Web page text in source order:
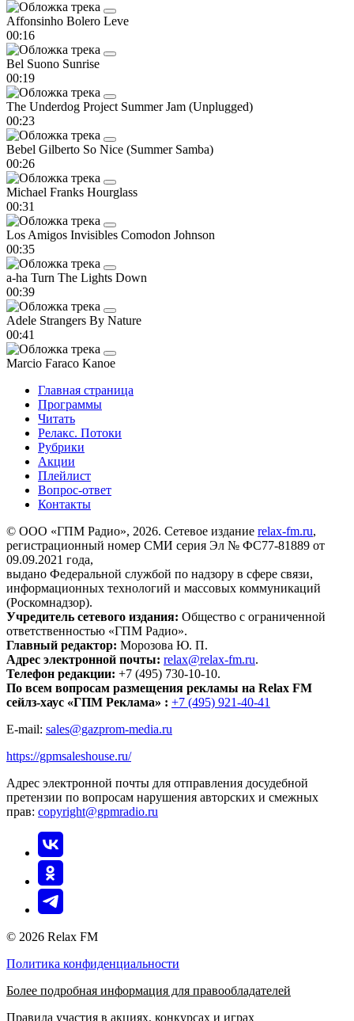
Affonsinho Bolero Leve
00:16
Bel Suono Sunrise
00:19
The Underdog Project Summer Jam (Unplugged)
00:23
Bebel Gilberto So Nice (Summer Samba)
00:26
Michael Franks Hourglass
00:31
Los Amigos Invisibles Comodon Johnson
00:35
a-ha Turn The Lights Down
00:39
Adele Strangers By Nature
00:41
Marcio Faraco Kanoe
Главная страница
Программы
Читать
Релакс. Потоки
Рубрики
Акции
Плейлист
Вопрос-ответ
Контакты
© ООО «ГПМ Радио», 2026. Сетевое издание relax-fm.ru,
регистрационный номер СМИ серия Эл № ФС77-81889 от
09.09.2021 года,
выдано Федеральной службой по надзору в сфере связи,
информационных технологий и массовых коммуникаций
(Роскомнадзор).
Учредитель сетевого издания: Общество с ограниченной
ответственностью «ГПМ Радио».
Главный редактор: Морозова Ю. П.
Адрес электронной почты: relax@relax-fm.ru.
Телефон редакции: +7 (495) 730-10-10.
По всем вопросам размещения рекламы на Relax FM
сейлз-хаус «ГПМ Реклама» : +7 (495) 921-40-41
E-mail: sales@gazprom-media.ru
https://gpmsaleshouse.ru/
Адрес электронной почты для отправления досудебной
претензии по вопросам нарушения авторских и смежных
прав: copyright@gpmradio.ru
© 2026 Relax FM
Политика конфиденциальности
Более подробная информация для правообладателей
Правила участия в акциях, конкурсах и играх